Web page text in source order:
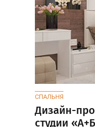
СПАЛЬНЯ
Дизайн-
студии